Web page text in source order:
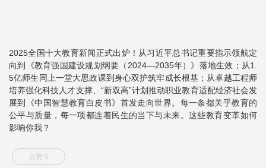
2025全国十大教育新闻正式出炉！从习近平总书记重要指示领航定
向到《教育强国建设规划纲要（2024—2035年）》落地生效；从1.
5亿师生同上一堂大思政课到身心双护筑牢成长根基；从卓越工程师
培养强化科技人才支撑、“新双高”计划推动职业教育适配经济社会发
展到《中国智慧教育白皮书》首发走向世界。每一条都关乎教育的
公平与质量，每一项都连着民生的当下与未来。这些教育变革如何
影响你我？
点赞 0